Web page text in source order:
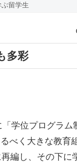
留学生
多彩
学位プログラム
べく大きな教育
編し、その下に